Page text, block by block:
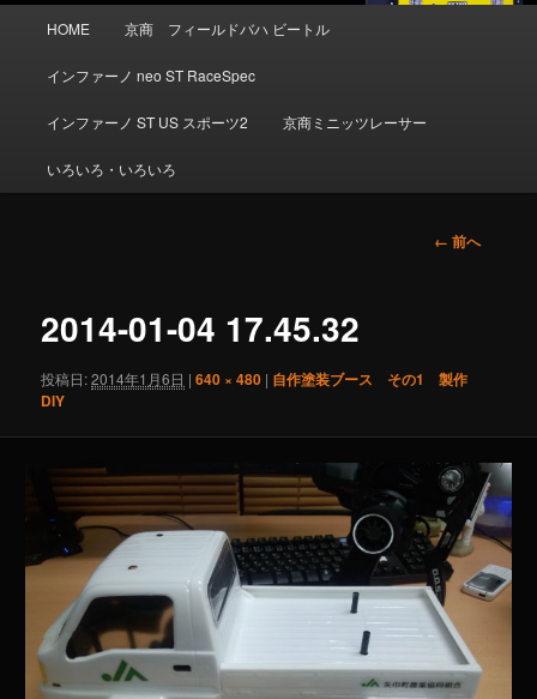
HOME 京商 フィールドバハ ビートル
インファーノ neo ST RaceSpec
インファーノ ST US スポーツ2 京商ミニッツレーサー
いろいろ・いろいろ
画
シ
ン
← 前へ
2014-01-04 17.45.32
投稿日:2014年1月6日 |640 × 480 | 自作塗装ブース その1 製作
DIY